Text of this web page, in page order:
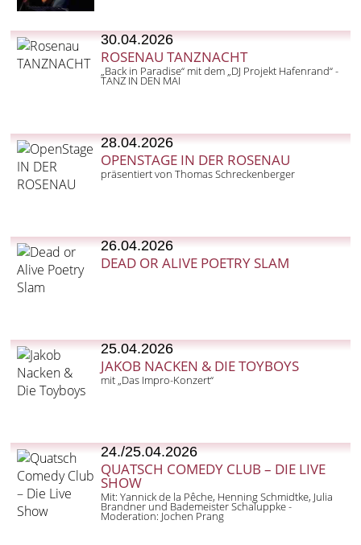
30.04.2026
ROSENAU TANZNACHT
„Back in Paradise“ mit dem „DJ Projekt Hafenrand“ -
TANZ IN DEN MAI
28.04.2026
OPENSTAGE IN DER ROSENAU
präsentiert von Thomas Schreckenberger
26.04.2026
DEAD OR ALIVE POETRY SLAM
25.04.2026
JAKOB NACKEN & DIE TOYBOYS
mit „Das Impro-Konzert“
24./25.04.2026
QUATSCH COMEDY CLUB – DIE LIVE
SHOW
Mit: Yannick de la Pêche, Henning Schmidtke, Julia
Brandner und Bademeister Schaluppke -
Moderation: Jochen Prang